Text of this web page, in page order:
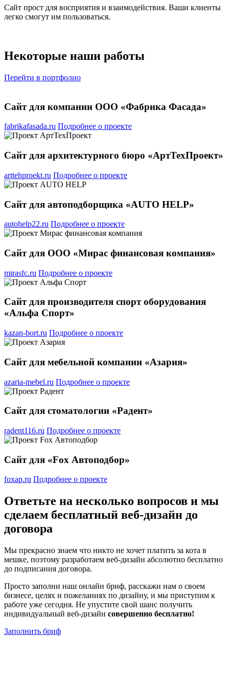
Сайт прост для восприятия и взаимодействия. Ваши клиенты
легко смогут им пользоваться.
Некоторые наши работы
Перейти в портфолио
Сайт для компании ООО «Фабрика Фасада»
fabrikafasada.ru Подробнее о проекте
Сайт для архитектурного бюро «АртТехПроект»
arttehproekt.ru Подробнее о проекте
Сайт для автоподборщика «AUTO HELP»
autohelp22.ru Подробнее о проекте
Сайт для ООО «Мирас финансовая компания»
mirasfc.ru Подробнее о проекте
Сайт для производителя спорт оборудования
«Альфа Спорт»
kazan-bort.ru Подробнее о проекте
Сайт для мебельной компании «Азария»
azaria-mebel.ru Подробнее о проекте
Сайт для стоматологии «Радент»
radent116.ru Подробнее о проекте
Сайт для «Fox Автоподбор»
foxap.ru Подробнее о проекте
Ответьте на несколько вопросов и мы
сделаем бесплатный веб-дизайн до
договора
Мы прекрасно знаем что никто не хочет платить за кота в
мешке, поэтому разработаем веб-дизайн абсолютно бесплатно
до подписания договора.
Просто заполни наш онлайн бриф, расскажи нам о своем
бизнесе, целях и пожеланиях по дизайну, и мы приступим к
работе уже сегодня. Не упустите свой шанс получить
индивидуальный веб-дизайн совершенно бесплатно!
Заполнить бриф